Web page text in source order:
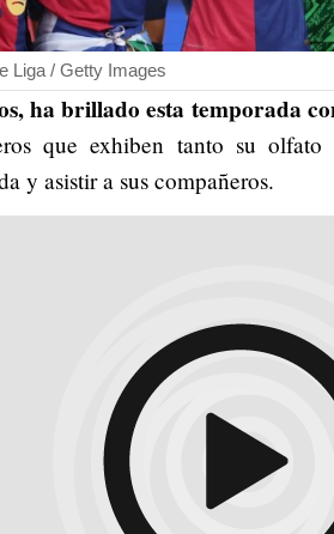
Liga / Getty Images
ha brillado esta temporada
que exhiben tanto su
y asistir a sus compañeros.